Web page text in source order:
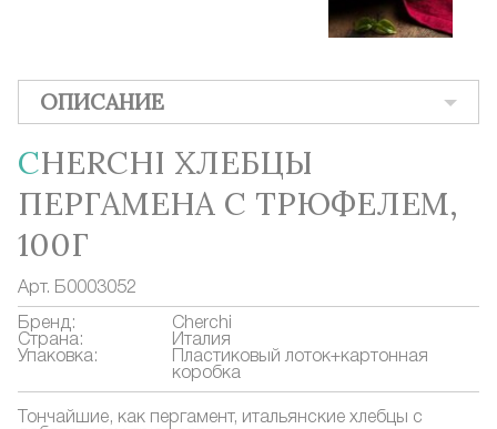
ОПИСАНИЕ
CHERCHI ХЛЕБЦЫ
ПЕРГАМЕНА С ТРЮФЕЛЕМ,
100Г
Арт. Б0003052
Бренд:
Cherchi
Страна:
Италия
Упаковка:
Пластиковый лоток+картонная
коробка
Тончайшие, как пергамент, итальянские хлебцы с